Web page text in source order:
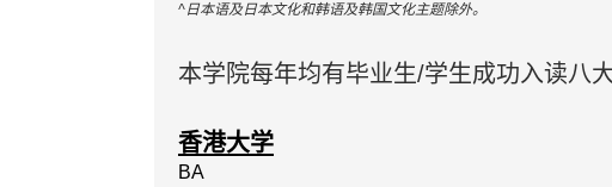
^日本语及日本文化和韩语及韩国文化主题除外。
本学院每年均有毕业生/学生成功入读八
香港大学
BA